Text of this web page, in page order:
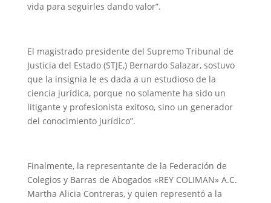
vida para seguirles dando valor”.
El magistrado presidente del Supremo Tribunal de
Justicia del Estado (STJE,) Bernardo Salazar, sostuvo
que la insignia le es dada a un estudioso de la
ciencia jurídica, porque no solamente ha sido un
litigante y profesionista exitoso, sino un generador
del conocimiento jurídico”.
Finalmente, la representante de la Federación de
Colegios y Barras de Abogados «REY COLIMAN» A.C.
Martha Alicia Contreras, y quien representó a la